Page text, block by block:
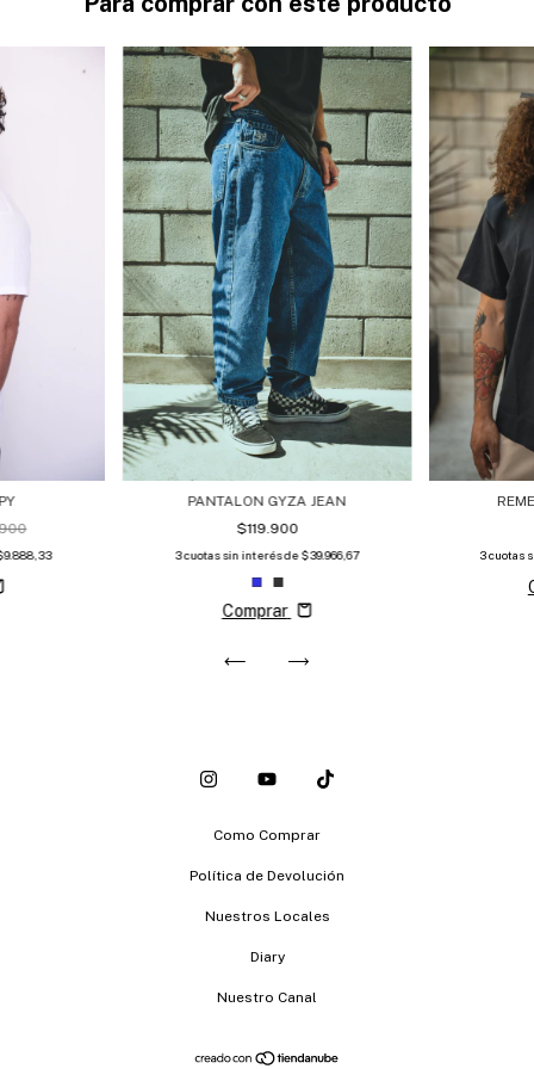
PANTALON GYZA JEAN
$119.900
3cuotas sin interés de$39.966,67
Comprar
3 cuotas
Como Comprar
Política de Devolución
Nuestros Locales
Diary
Nuestro Canal